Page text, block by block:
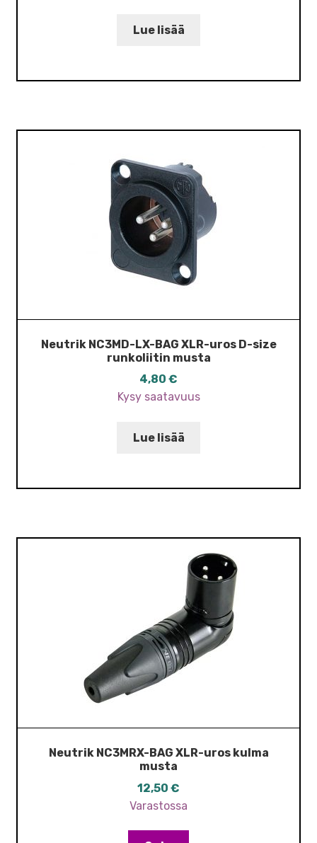
Lue lisää
Neutrik NC3MD-LX-BAG XLR-uros D-size
runkoliitin musta
4,80 €
Kysy saatavuus
Lue lisää
Neutrik NC3MRX-BAG XLR-uros kulma
musta
12,50 €
Varastossa